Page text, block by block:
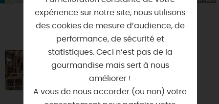
VOUS AIMEREZ AUSSI
LA CAVE BY L'ANGE VINS
45000 - ORLEANS
Depuis 2001, Sabine Brochard
expérience sur notre site, nous utilisons
des cookies de mesure d’audience, de
performance, de sécurité et
statistiques. Ceci n’est pas de la
gourmandise mais sert à nous
améliorer !
A vous de nous accorder (ou non) votre